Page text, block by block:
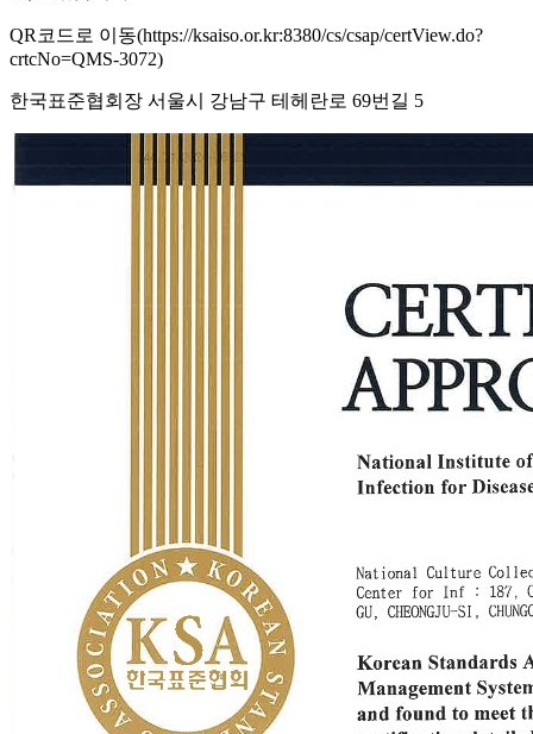
QR코드로 이동(https://ksaiso.or.kr:8380/cs/csap/certView.do?
crtcNo=QMS-3072)
한국표준협회장 서울시 강남구 테헤란로 69번길 5